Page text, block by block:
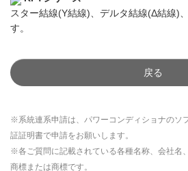
スター結線(Y結線)、デルタ結線(Δ結線)
す。
戻る
※系統連系申請は、パワーコンディショナのソ
証証明書で申請をお願いします。
※各ご質問に記載されている各種名称、会社名
商標または商標です。